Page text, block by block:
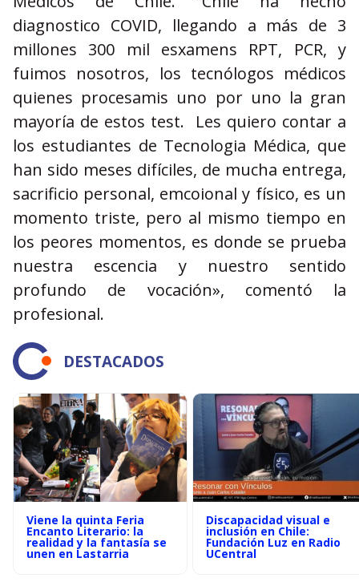
diagnostico COVID, llegando a más de 3
millones 300 mil esxamens RPT, PCR, y
fuimos nosotros, los tecnólogos médicos
quienes procesamis uno por uno la gran
mayoría de estos test. Les quiero contar a
los estudiantes de Tecnologia Médica, que
han sido meses difíciles, de mucha entrega,
sacrificio personal, emcoional y físico, es un
momento triste, pero al mismo tiempo en
los peores momentos, es donde se prueba
nuestra escencia y nuestro sentido
profundo de vocación», comentó la
profesional.
DESTACADOS
Viene la quinta Feria
Encanto Literario: la
realidad y la fantasía se
unen en Lastarria
Discapacidad visual e
inclusión en Chile:
Fundación Luz en Radio
UCentral